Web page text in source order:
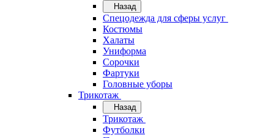
Назад
Спецодежда для сферы услуг
Костюмы
Халаты
Униформа
Сорочки
Фартуки
Головные уборы
Трикотаж
Назад
Трикотаж
Футболки